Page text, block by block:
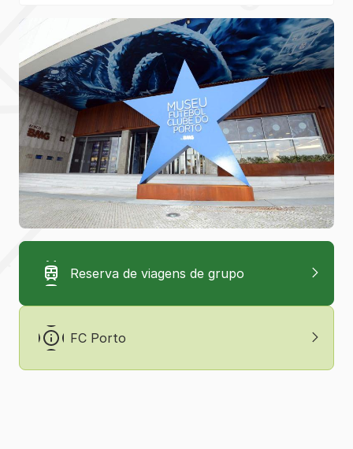
Reserva de viagens de grupo
FC Porto